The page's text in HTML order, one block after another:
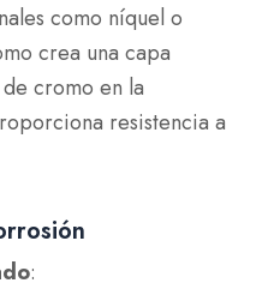
como níquel o
crea una capa
cromo en la
resistencia a
: